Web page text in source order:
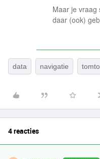
Maar je vraag
daar (ook)
data navigatie
4 reacties